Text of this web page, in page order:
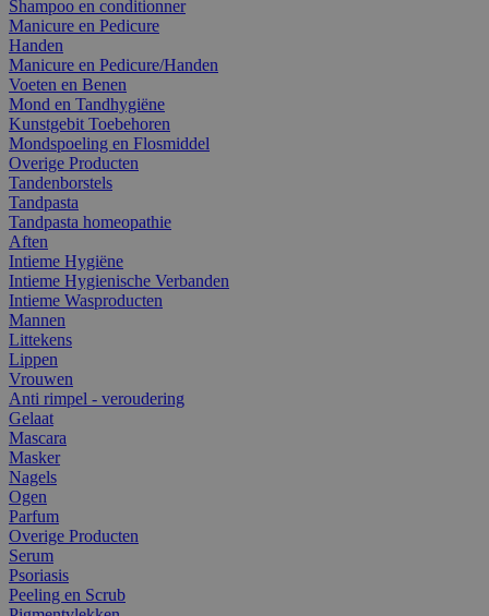
Shampoo en conditionner
Manicure en Pedicure
Handen
Manicure en Pedicure/Handen
Voeten en Benen
Mond en Tandhygiëne
Kunstgebit Toebehoren
Mondspoeling en Flosmiddel
Overige Producten
Tandenborstels
Tandpasta
Tandpasta homeopathie
Aften
Intieme Hygiëne
Intieme Hygienische Verbanden
Intieme Wasproducten
Mannen
Littekens
Lippen
Vrouwen
Anti rimpel - veroudering
Gelaat
Mascara
Masker
Nagels
Ogen
Parfum
Overige Producten
Serum
Psoriasis
Peeling en Scrub